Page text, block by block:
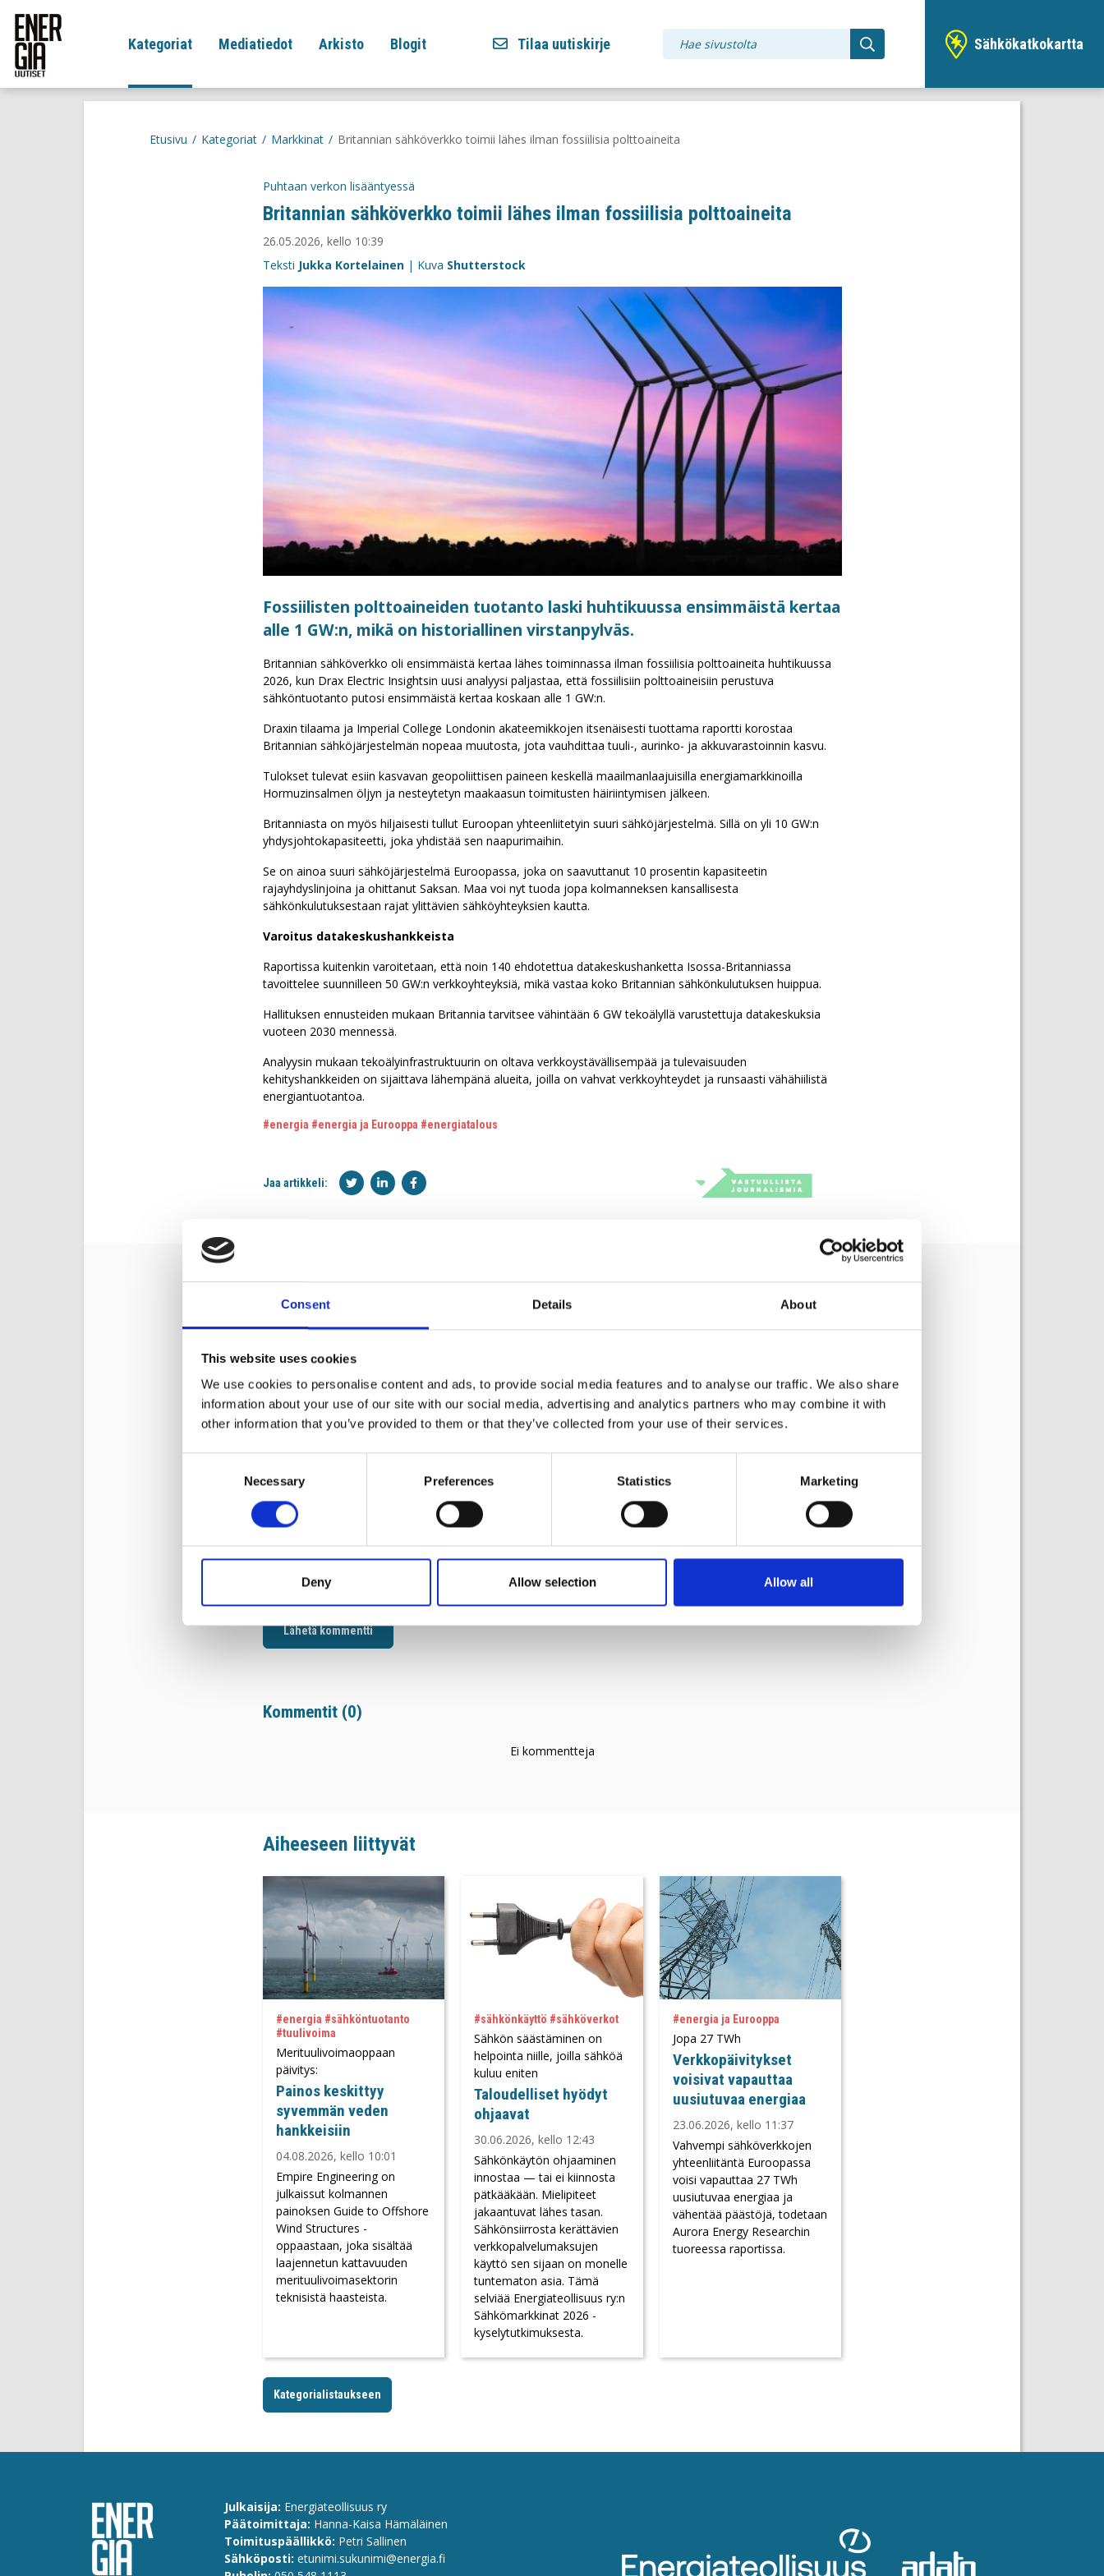
Consent Details About
This website uses cookies
We use cookies to personalise content and ads, to provide social media features and to analyse our traffic. We also share
information about your use of our site with our social media, advertising and analytics partners who may combine it with
other information that you’ve provided to them or that they’ve collected from your use of their services.
Necessary Preferences Statistics Marketing
Deny Allow selection Allow all
Kategoriat Mediatiedot Arkisto Blogit Tilaa uutiskirje Sähkökatkokartta
Etusivu / Kategoriat / Markkinat / Britannian sähköverkko toimii lähes ilman fossiilisia polttoaineita
Puhtaan verkon lisääntyessä
Britannian sähköverkko toimii lähes ilman fossiilisia polttoaineita
26.05.2026, kello 10:39
Teksti Jukka Kortelainen| Kuva Shutterstock
Fossiilisten polttoaineiden tuotanto laski huhtikuussa ensimmäistä kertaa
alle 1 GW:n, mikä on historiallinen virstanpylväs.
Britannian sähköverkko oli ensimmäistä kertaa lähes toiminnassa ilman fossiilisia polttoaineita huhtikuussa
2026, kun Drax Electric Insightsin uusi analyysi paljastaa, että fossiilisiin polttoaineisiin perustuva
sähköntuotanto putosi ensimmäistä kertaa koskaan alle 1 GW:n.
Draxin tilaama ja Imperial College Londonin akateemikkojen itsenäisesti tuottama raportti korostaa
Britannian sähköjärjestelmän nopeaa muutosta, jota vauhdittaa tuuli-, aurinko- ja akkuvarastoinnin kasvu.
Tulokset tulevat esiin kasvavan geopoliittisen paineen keskellä maailmanlaajuisilla energiamarkkinoilla
Hormuzinsalmen öljyn ja nesteytetyn maakaasun toimitusten häiriintymisen jälkeen.
Britanniasta on myös hiljaisesti tullut Euroopan yhteenliitetyin suuri sähköjärjestelmä. Sillä on yli 10 GW:n
yhdysjohtokapasiteetti, joka yhdistää sen naapurimaihin.
Se on ainoa suuri sähköjärjestelmä Euroopassa, joka on saavuttanut 10 prosentin kapasiteetin
rajayhdyslinjoina ja ohittanut Saksan. Maa voi nyt tuoda jopa kolmanneksen kansallisesta
sähkönkulutuksestaan rajat ylittävien sähköyhteyksien kautta.
Varoitus datakeskushankkeista
Raportissa kuitenkin varoitetaan, että noin 140 ehdotettua datakeskushanketta Isossa-Britanniassa
tavoittelee suunnilleen 50 GW:n verkkoyhteyksiä, mikä vastaa koko Britannian sähkönkulutuksen huippua.
Hallituksen ennusteiden mukaan Britannia tarvitsee vähintään 6 GW tekoälyllä varustettuja datakeskuksia
vuoteen 2030 mennessä.
Analyysin mukaan tekoälyinfrastruktuurin on oltava verkkoystävällisempää ja tulevaisuuden
kehityshankkeiden on sijaittava lähempänä alueita, joilla on vahvat verkkoyhteydet ja runsaasti vähähiilistä
energiantuotantoa.
#energia #energia ja Eurooppa #energiatalous
Jaa artikkeli:
Kommentti*
Nimi*
Sähköposti*
Lähetä kommentti
Kommentit (0)
Ei kommentteja
Aiheeseen liittyvät
#energia #sähköntuotanto
#tuulivoima
Merituulivoimaoppaan
päivitys:
Painos keskittyy
syvemmän veden
hankkeisiin
04.08.2026, kello 10:01
Empire Engineering on
julkaissut kolmannen
painoksen Guide to Offshore
Wind Structures -
oppaastaan, joka sisältää
laajennetun kattavuuden
merituulivoimasektorin
teknisistä haasteista.
#sähkönkäyttö #sähköverkot
Sähkön säästäminen on
helpointa niille, joilla sähköä
kuluu eniten
Taloudelliset hyödyt
ohjaavat
30.06.2026, kello 12:43
Sähkönkäytön ohjaaminen
innostaa — tai ei kiinnosta
pätkääkään. Mielipiteet
jakaantuvat lähes tasan.
Sähkönsiirrosta kerättävien
verkkopalvelumaksujen
käyttö sen sijaan on monelle
tuntematon asia. Tämä
selviää Energiateollisuus ry:n
Sähkömarkkinat 2026 -
kyselytutkimuksesta.
#energia ja Eurooppa
Jopa 27 TWh
Verkkopäivitykset
voisivat vapauttaa
uusiutuvaa energiaa
23.06.2026, kello 11:37
Vahvempi sähköverkkojen
yhteenliitäntä Euroopassa
voisi vapauttaa 27 TWh
uusiutuvaa energiaa ja
vähentää päästöjä, todetaan
Aurora Energy Researchin
tuoreessa raportissa.
Kategorialistaukseen
Julkaisija: Energiateollisuus ry
Päätoimittaja: Hanna-Kaisa Hämäläinen
Toimituspäällikkö: Petri Sallinen
Sähköposti: etunimi.sukunimi@energia.fi